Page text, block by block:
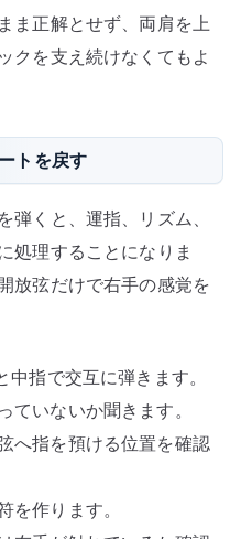
ま正解とせず、両肩を上
クを支え続けなくてもよ
トを戻す
くと、運指、リズム、
処理することになりま
放弦だけで右手の感覚を
指で交互に弾きます。
いないか聞きます。
へ指を預ける位置を確認
作ります。